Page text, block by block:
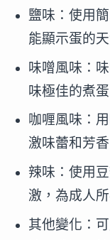
鹽味：使用
能顯示蛋的
味噌風味：
味極佳的煮蛋
咖喱風味：
激味蕾和芳
辣味：使用
激，為成人所
其他變化：